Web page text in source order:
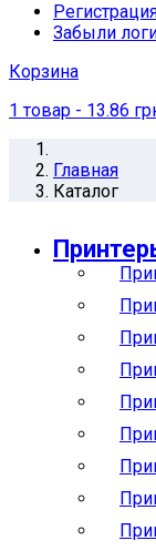
Забыли
Корзина
1 товар - 13.86
Главная
Каталог